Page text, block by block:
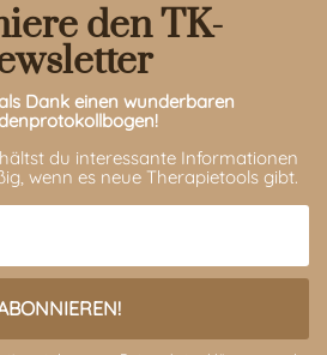
den TK-
Dank einen wunderbaren
du interessante Informationen
wenn es neue Therapietools gibt.